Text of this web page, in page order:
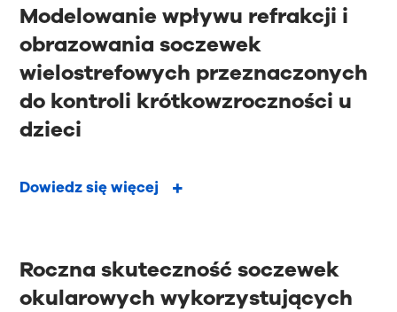
Modelowanie wpływu refrakcji i
obrazowania soczewek
wielostrefowych przeznaczonych
do kontroli krótkowzroczności u
dzieci
Dowiedz się więcej
Roczna skuteczność soczewek
okularowych wykorzystujących